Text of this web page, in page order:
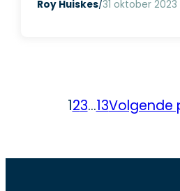
Roy Huiskes/31 oktober 2023
123…13Volgende